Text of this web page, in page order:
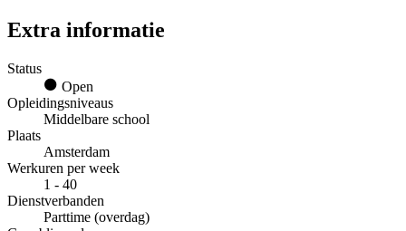
Extra informatie
Status
Open
Opleidingsniveaus
Middelbare school
Plaats
Amsterdam
Werkuren per week
1 - 40
Dienstverbanden
Parttime (overdag)